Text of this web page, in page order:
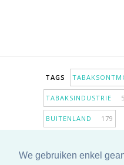
We gebruiken enkel
TAGS
TABAKSINDUSTRIE
BUITENLAND 179
ANTIROOKBELEID